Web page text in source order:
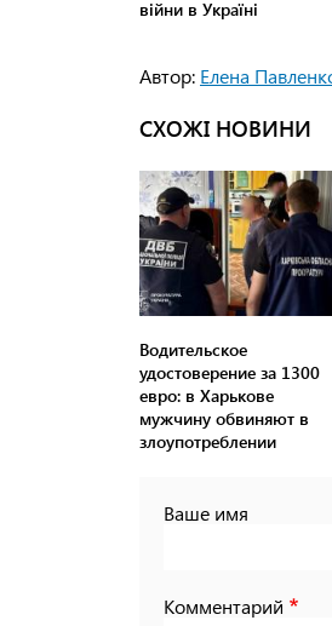
Автор: Елена
СХОЖІ НОВИНИ
Водительское
удостоверение за 1300
евро: в Харькове
мужчину обвиняют в
злоупотреблении
Ваше имя
Комментарий